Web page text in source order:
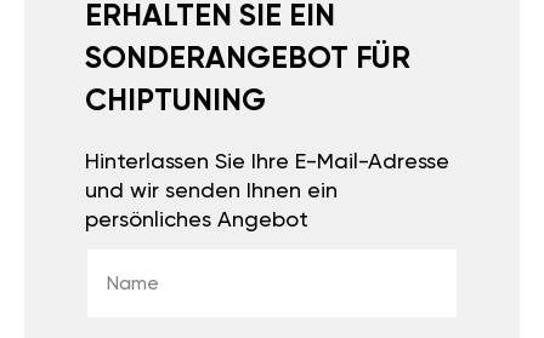
ERHALTEN SIE EIN
SONDERANGEBOT FÜR
CHIPTUNING
Hinterlassen Sie Ihre E-Mail-Adresse
und wir senden Ihnen ein
persönliches Angebot